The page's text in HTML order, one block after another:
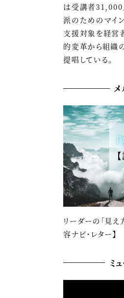
は受講者31,000
派のためのマイ
支援対象を経営
的変革から組織
提唱している。
メ
リーダーの「見
容ナビ・レター】
ミ